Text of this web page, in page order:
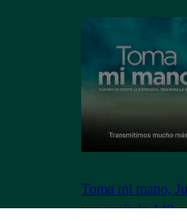
Toma mi mano,
ver capítulo 149